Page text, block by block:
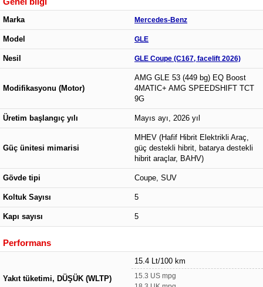
Marka Mercedes-Benz
Model GLE
Nesil GLE Coupe (C167, facelift 2026)
Modifikasyonu (Motor)
AMG GLE 53 (449 bg) EQ Boost
4MATIC+ AMG SPEEDSHIFT TCT
9G
Üretim başlangıç yılı Mayıs ayı, 2026 yıl
Güç ünitesi mimarisi
MHEV (Hafif Hibrit Elektrikli Araç,
güç destekli hibrit, batarya destekli
hibrit araçlar, BAHV)
Gövde tipi Coupe, SUV
Koltuk Sayısı 5
Kapı sayısı 5
Performans
Yakıt tüketimi, DÜŞÜK (WLTP)
15.4 Lt/100 km
15.3 US mpg